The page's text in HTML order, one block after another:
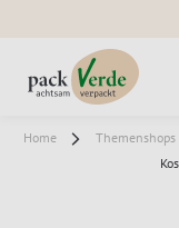
Home Themenshops